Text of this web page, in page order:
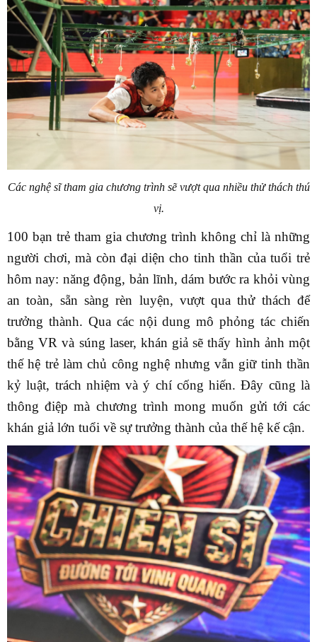
Các nghệ sĩ tham gia chương trình sẽ vượt qua nhiều thử thách thú
vị.
100 bạn trẻ tham gia chương trình không chỉ là những
người chơi, mà còn đại diện cho tinh thần của tuổi trẻ
hôm nay: năng động, bản lĩnh, dám bước ra khỏi vùng
an toàn, sẵn sàng rèn luyện, vượt qua thử thách để
trưởng thành. Qua các nội dung mô phỏng tác chiến
bằng VR và súng laser, khán giả sẽ thấy hình ảnh một
thế hệ trẻ làm chủ công nghệ nhưng vẫn giữ tinh thần
kỷ luật, trách nhiệm và ý chí cống hiến. Đây cũng là
thông điệp mà chương trình mong muốn gửi tới các
khán giả lớn tuổi về sự trưởng thành của thế hệ kế cận.